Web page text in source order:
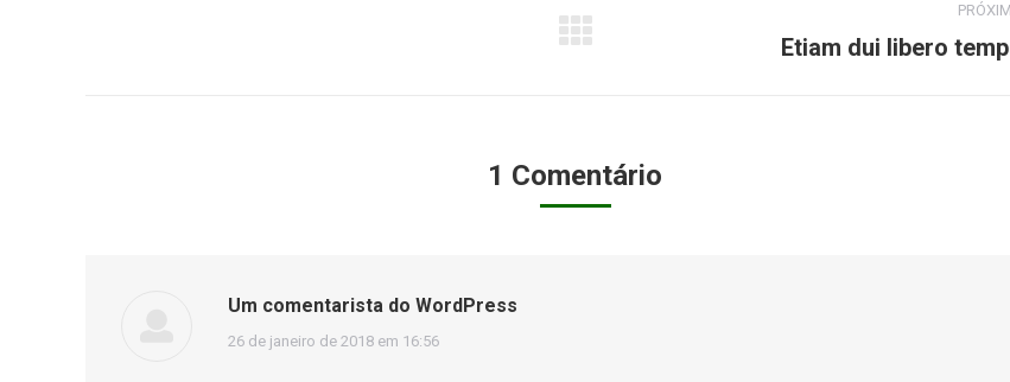
Etiam dui libero
1 Comentário
Um comentarista do WordPress
disse:
26 de janeiro de 2018 em 16:56